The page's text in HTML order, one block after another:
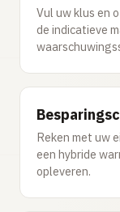
Vul uw klus en
de indicatieve
Reken met uw
een hybride
opleveren.